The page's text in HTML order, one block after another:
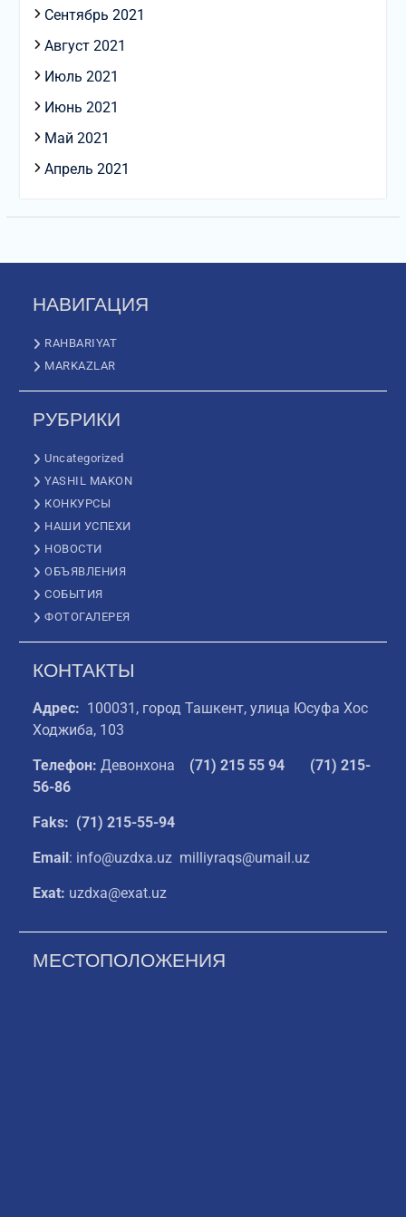
Сентябрь 2021
Август 2021
Июль 2021
Июнь 2021
Май 2021
Апрель 2021
НАВИГАЦИЯ
RAHBARIYAT
MARKAZLAR
РУБРИКИ
Uncategorized
YASHIL MAKON
КОНКУРСЫ
НАШИ УСПЕХИ
НОВОСТИ
ОБЪЯВЛЕНИЯ
СОБЫТИЯ
ФОТОГАЛЕРЕЯ
КОНТАКТЫ
Адрес: 100031, город Ташкент, улица Юсуфа Хос
Ходжиба, 103
Телефон: Девонхона (71) 215 55 94
(71) 215-
56-86
Faks: (71) 215-55-94
Email: info@uzdxa.uz milliyraqs@umail.uz
Exat: uzdxa@exat.uz
МЕСТОПОЛОЖЕНИЯ